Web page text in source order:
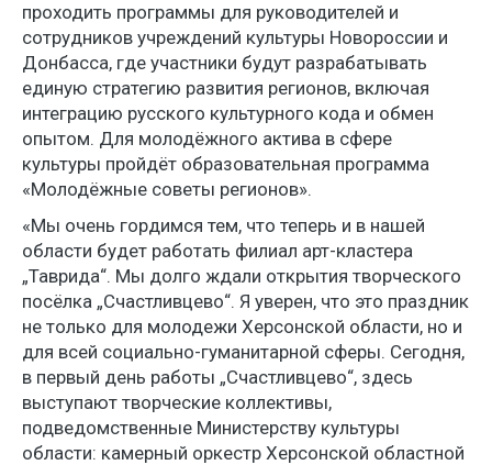
проходить программы для руководителей и
сотрудников учреждений культуры Новороссии и
Донбасса, где участники будут разрабатывать
единую стратегию развития регионов, включая
интеграцию русского культурного кода и обмен
опытом. Для молодёжного актива в сфере
культуры пройдёт образовательная программа
«Молодёжные советы регионов».
«Мы очень гордимся тем, что теперь и в нашей
области будет работать филиал арт-кластера
„Таврида“. Мы долго ждали открытия творческого
посёлка „Счастливцево“. Я уверен, что это праздник
не только для молодежи Херсонской области, но и
для всей социально-гуманитарной сферы. Сегодня,
в первый день работы „Счастливцево“, здесь
выступают творческие коллективы,
подведомственные Министерству культуры
области: камерный оркестр Херсонской областной